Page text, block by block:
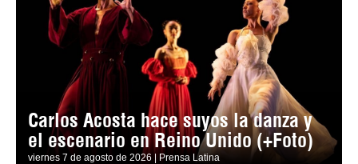
Carlos Acosta hace suyos la danza y
el escenario en Reino Unido (+Foto)
viernes 7 de agosto de 2026 | Prensa Latina